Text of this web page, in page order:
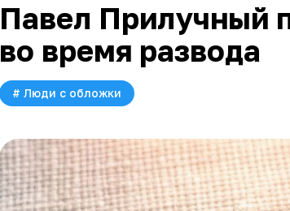
Павел Прилучный
во время развода
# Люди с обложки